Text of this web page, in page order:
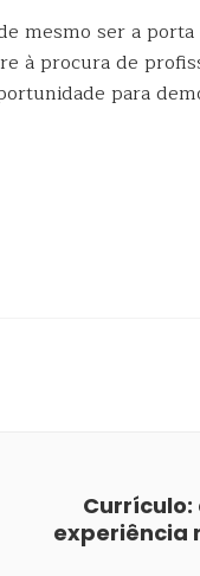
mesmo ser a
à procura de
para
experiência